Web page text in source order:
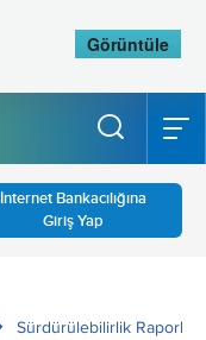
İnternet Bankacılığına
Giriş Yap
Sürdürülebilirlik
Görüntüle